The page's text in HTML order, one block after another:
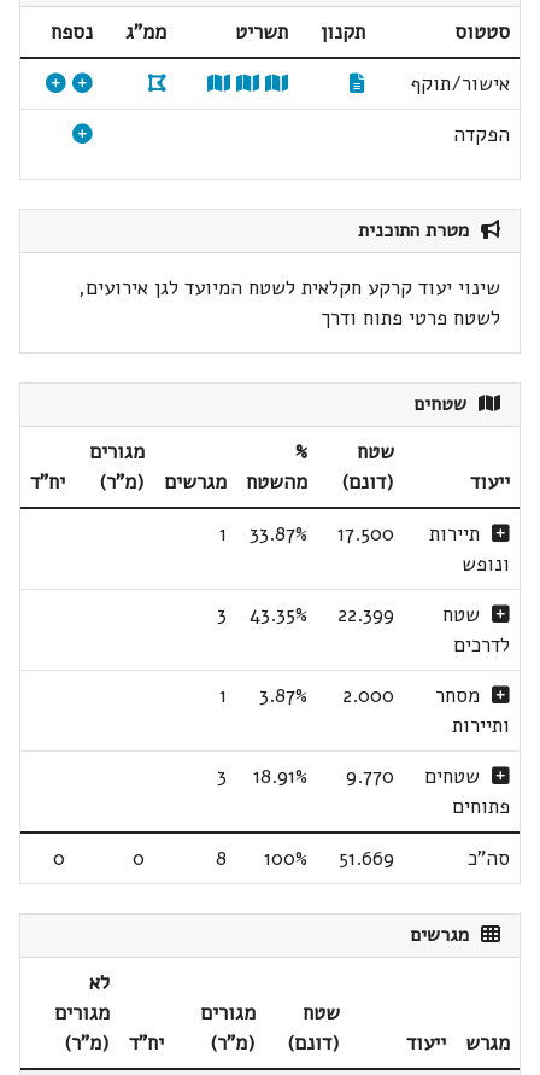
סטטוס תקנון תשריט ממ"ג
נספח
אישור/תוקף
הפקדה
מטרת התוכנית
שינוי יעוד קרקע חקלאית לשטח המיועד לגן אירועים,
לשטח פרטי פתוח ודרך
שטחים
ייעוד
שטח
(דונם)
%
מהשטח
מגרשים
מגורים
(מ"ר)
יח"ד
תיירות
ונופש
17.500
33.87%
1
שטח
לדרכים
22.399
43.35%
3
מסחר
ותיירות
2.000
3.87%
1
שטחים
פתוחים
9.770
18.91%
3
סה"כ 51.669
100%
8
0
0
מגרשים
מגרש ייעוד
שטח
(דונם)
מגורים
(מ"ר)
יח"ד
לא
מגורים
(מ"ר)